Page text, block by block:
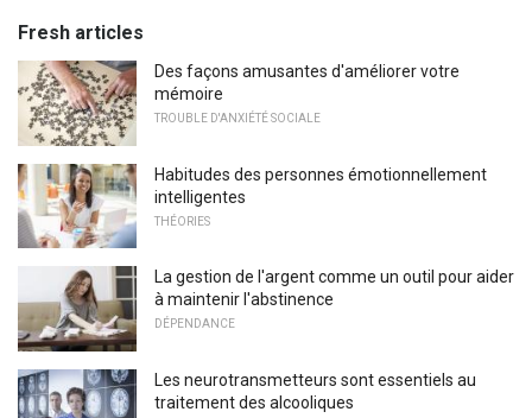
Fresh articles
Des façons amusantes d'améliorer votre
mémoire
TROUBLE D'ANXIÉTÉ SOCIALE
Habitudes des personnes émotionnellement
intelligentes
THÉORIES
La gestion de l'argent comme un outil pour aider
à maintenir l'abstinence
DÉPENDANCE
Les neurotransmetteurs sont essentiels au
traitement des alcooliques